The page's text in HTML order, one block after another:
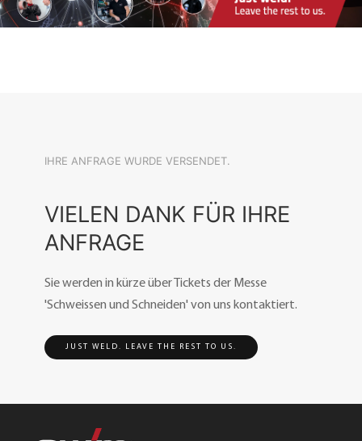
IHRE ANFRAGE WURDE VERSENDET.
VIELEN DANK FÜR IHRE
ANFRAGE
Sie werden in kürze über Tickets der Messe
'Schweissen und Schneiden' von uns kontaktiert.
JUST WELD. LEAVE THE REST TO US.